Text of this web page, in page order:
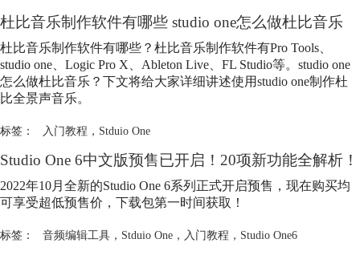
杜比音乐制作软件有哪些 studio one怎么做杜比音乐
杜比音乐制作软件有哪些？杜比音乐制作软件有Pro Tools、
studio one、Logic Pro X、Ableton Live、FL Studio等。studio one
怎么做杜比音乐？下文将给大家详细讲述使用studio one制作杜
比全景声音乐。
标签： 入门教程 ， Stduio One
Studio One 6中文版预售已开启！20项新功能全解析！
2022年10月全新的Studio One 6系列正式开启预售，现在购买均
可享受超低预售价，下载包第一时间获取！
标签： 音频编辑工具， Stduio One， 入门教程 ， Studio One6